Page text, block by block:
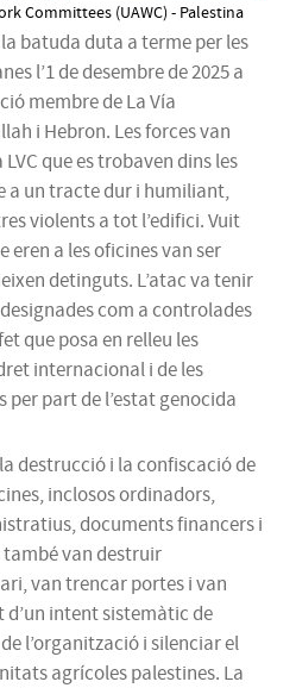
Committees (UAWC) - Palestina
batuda duta a terme per les
l’1 de desembre de 2025 a
membre de La Vía
i Hebron. Les forces van
que es trobaven dins les
a un tracte dur i humiliant,
violents a tot l’edifici. Vuit
a les oficines van ser
detinguts. L’atac va tenir
com a controlades
que posa en relleu les
internacional i de les
part de l’estat genocida
destrucció i la confiscació de
inclosos ordinadors,
documents financers i
van destruir
van trencar portes i van
intent sistemàtic de
l’organització i silenciar el
agrícoles palestines. La